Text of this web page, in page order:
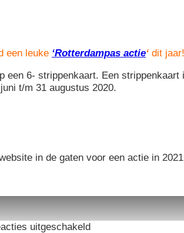
een leuke ‘Rotterdampas actie‘ dit jaar!
een 6- strippenkaart. Een strippenkaart
t/m 31 augustus 2020.
in de gaten voor een actie in
uitgeschakeldvoor